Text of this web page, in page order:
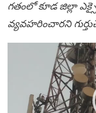
గ‌తంలో కూడ జిల్లా
వ్య‌వ‌హ‌రించార‌ని